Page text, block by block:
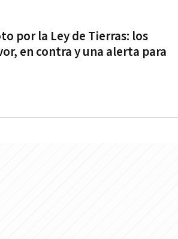
por la Ley de Tierras: los
en contra y una alerta para